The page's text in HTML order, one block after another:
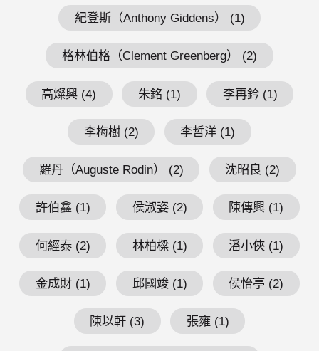
紀登斯（Anthony Giddens） (1)
格林伯格（Clement Greenberg） (2)
高燦興 (4) 朱銘 (1) 李再鈐 (1)
李梅樹 (2) 李哲洋 (1)
羅丹（Auguste Rodin） (2) 沈昭良 (2)
許伯鑫 (1) 侯淑姿 (2) 陳傳興 (1)
何經泰 (2) 林柏樑 (1) 潘小俠 (1)
金成財 (1) 邱國竣 (1) 侯怡亭 (2)
陳以軒 (3) 張雍 (1)